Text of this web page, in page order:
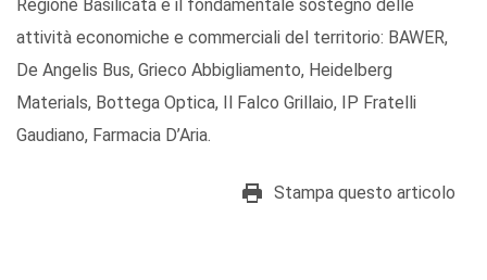
Regione Basilicata e il fondamentale sostegno delle
attività economiche e commerciali del territorio: BAWER,
De Angelis Bus, Grieco Abbigliamento, Heidelberg
Materials, Bottega Optica, Il Falco Grillaio, IP Fratelli
Gaudiano, Farmacia D’Aria.
Stampa questo articolo